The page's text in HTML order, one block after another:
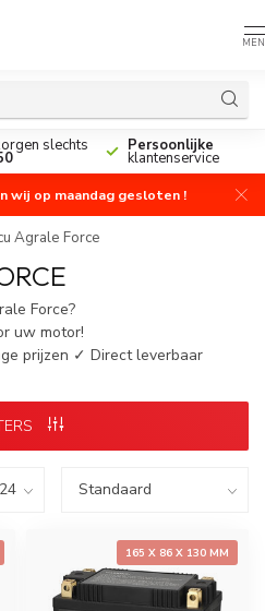
slechts Persoonlijke
klantenservice
wij op maandag gesloten !
Agrale Force
Force?
uw motor!
prijzen ✓ Direct leverbaar
165 X 86 X 130 MM